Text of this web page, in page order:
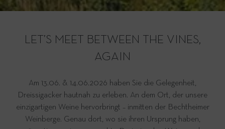
LET’S MEET BETWEEN THE VINES,
AGAIN
Am 13.06. & 14.06.2026 haben Sie die Gelegenheit,
Dreissigacker hautnah zu erleben. An dem Ort, der unsere
einzigartigen Weine hervorbringt – inmitten der Bechtheimer
Weinberge. Genau dort, wo sie ihren Ursprung haben,